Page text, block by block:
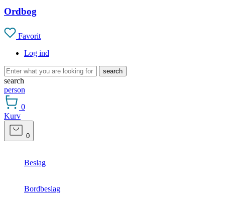
Ordbog
Favorit
Log ind
search
search
person
0
Kurv
0
Beslag
Bordbeslag